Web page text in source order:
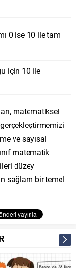
0 ise 10 ile tam
için 10 ile
matematiksel
ve sayısal
matematik
düzey
sağlam bir temel